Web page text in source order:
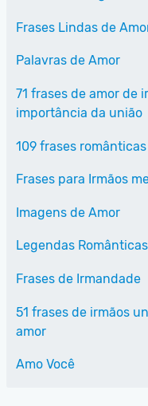
Frases Lindas de
Palavras de Amor
71 frases de amor de
importância da união
109 frases
Frases para Irmãos
Imagens de Amor
Legendas Românticas
Frases de Irmandade
51 frases de irmãos
amor
Amo Você